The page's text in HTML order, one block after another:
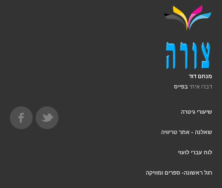
מנחם דוד
דברו איתי בפייס
שיעורי גיטרה
שאלנה - אתר טריוויה
לוח עברי לועזי
רגל ראשונה- ספרים ומוזיקה